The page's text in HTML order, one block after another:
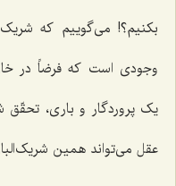
بکنیم؟! می‌گوییم که
وجودی است که فرضاً در
یک پروردگار و باری،
عقل می‌تواند همین